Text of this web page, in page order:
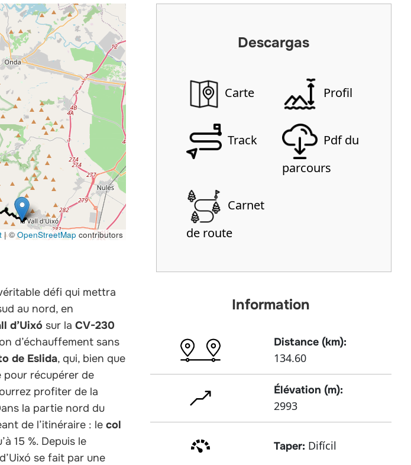
|©OpenStreetMap contributors
défi qui mettra
au nord, en
d’Uixó sur laCV-230
d’échauffement sans
de Eslida, qui, bien que
pour récupérer de
profiter de la
la partie nord du
de l’itinéraire : lecol
15 %. Depuis le
se fait par une
Descargas
Carte Profil
Track
Pdf du
parcours
Carnet
de route
Information
Distance (km):
134.60
Élévation (m):
2993
Taper: Difícil